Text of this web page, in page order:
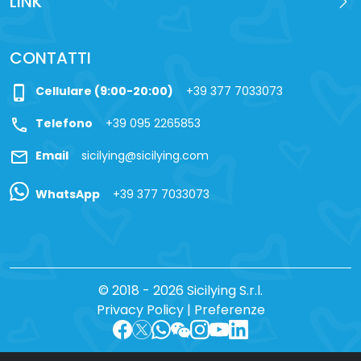
CONTATTI
phone_iphone Cellulare (9:00-20:00) +39 377 7033073
call Telefono +39 095 2265853
mail Email sicilying@sicilying.com
WhatsApp +39 377 7033073
© 2018 - 2026 Sicilying S.r.l.
Privacy Policy| Preferenze